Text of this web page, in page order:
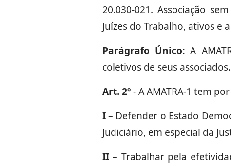
20.030-021. Associação
Juízes do Trabalho, ativos e
Parágrafo Único:A
coletivos de seus associados.
Art. 2º- A AMATRA-1 tem
I– Defender o Estado
Judiciário, em especial da
II– Trabalhar pela